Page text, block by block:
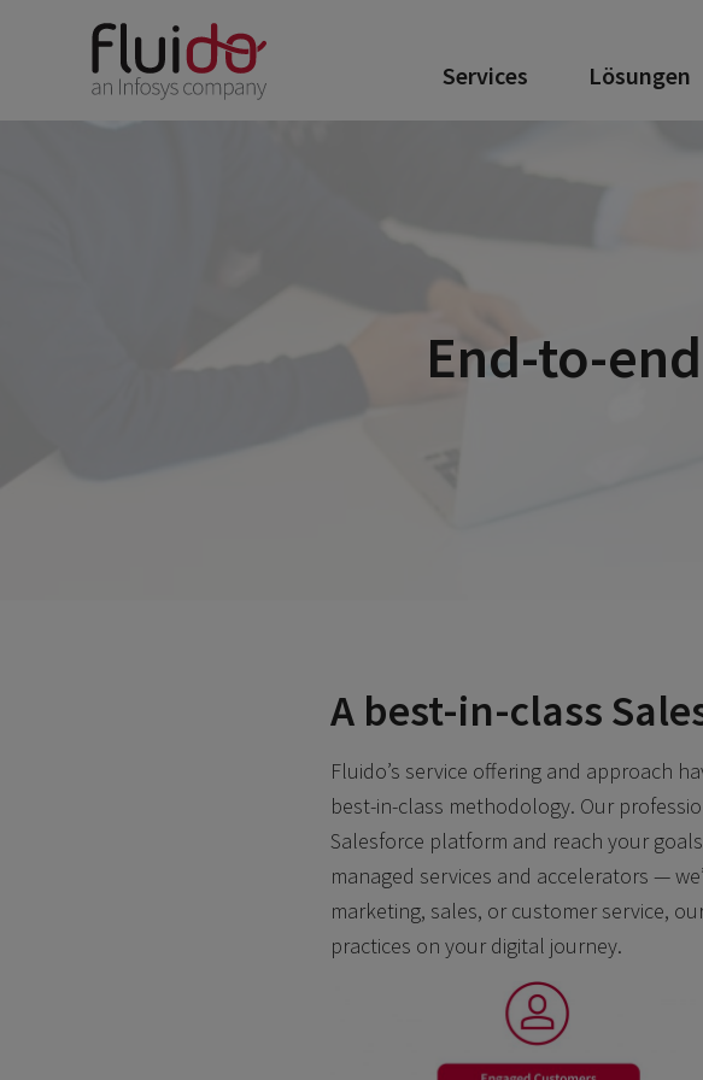
Services Lösungen
End-to-
A best-in-class
Fluido’s service offering and approach
best-in-class methodology. Our
Salesforce platform and reach your
managed services and accelerators —
marketing, sales, or customer service,
practices on your digital journey.